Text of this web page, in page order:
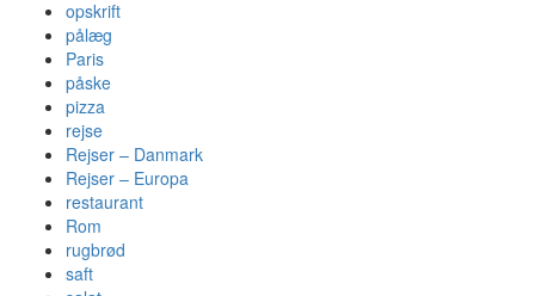
opskrift
pålæg
Paris
påske
pizza
rejse
Rejser – Danmark
Rejser – Europa
restaurant
Rom
rugbrød
saft